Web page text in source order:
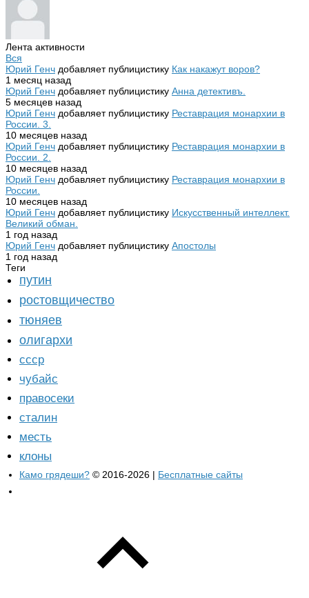
Лента активности
Вся
Юрий Генч добавляет публицистику Как накажут воров?
1 месяц назад
Юрий Генч добавляет публицистику Анна детективъ.
5 месяцев назад
Юрий Генч добавляет публицистику Реставрация монархии в
России. 3.
10 месяцев назад
Юрий Генч добавляет публицистику Реставрация монархии в
России. 2.
10 месяцев назад
Юрий Генч добавляет публицистику Реставрация монархии в
России.
10 месяцев назад
Юрий Генч добавляет публицистику Искусственный интеллект.
Великий обман.
1 год назад
Юрий Генч добавляет публицистику Апостолы
1 год назад
Теги
путин
ростовщичество
тюняев
олигархи
ссср
чубайс
правосеки
сталин
месть
клоны
Камо грядеши? © 2016-2026 | Бесплатные сайты